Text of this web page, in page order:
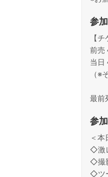
参
【チ
前売
当日
（※
最前
参
＜本
◇激
◇撮
◇ツ